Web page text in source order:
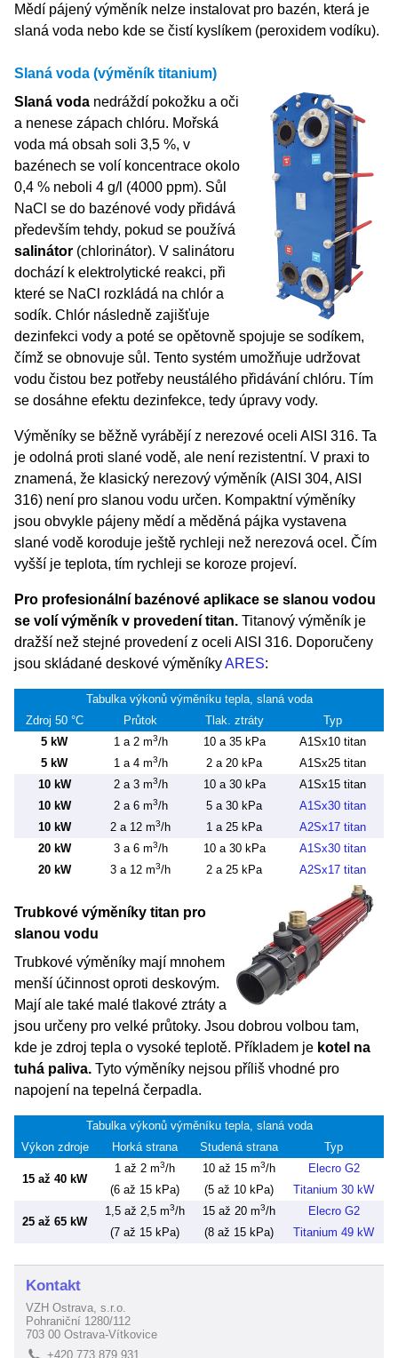
Mědí pájený výměník nelze instalovat pro bazén, která je
slaná voda nebo kde se čistí kyslíkem (peroxidem vodíku).
Slaná voda (výměník titanium)
Slaná voda nedráždí pokožku a oči
a nenese zápach chlóru. Mořská
voda má obsah soli 3,5 %, v
bazénech se volí koncentrace okolo
0,4 % neboli 4 g/l (4000 ppm). Sůl
NaCl se do bazénové vody přidává
především tehdy, pokud se používá
salinátor (chlorinátor). V salinátoru
dochází k elektrolytické reakci, při
které se NaCl rozkládá na chlór a
sodík. Chlór následně zajišťuje
dezinfekci vody a poté se opětovně spojuje se sodíkem,
čímž se obnovuje sůl. Tento systém umožňuje udržovat
vodu čistou bez potřeby neustálého přidávání chlóru. Tím
se dosáhne efektu dezinfekce, tedy úpravy vody.
Výměníky se běžně vyrábějí z nerezové oceli AISI 316. Ta
je odolná proti slané vodě, ale není rezistentní. V praxi to
znamená, že klasický nerezový výměník (AISI 304, AISI
316) není pro slanou vodu určen. Kompaktní výměníky
jsou obvykle pájeny mědí a měděná pájka vystavena
slané vodě koroduje ještě rychleji než nerezová ocel. Čím
vyšší je teplota, tím rychleji se koroze projeví.
Pro profesionální bazénové aplikace se slanou vodou
se volí výměník v provedení titan. Titanový výměník je
dražší než stejné provedení z oceli AISI 316. Doporučeny
jsou skládané deskové výměníkyARES:
Tabulka výkonů výměníku tepla, slaná voda
Zdroj 50 °C
Průtok Tlak. ztráty
Typ
5 kW
1 a 2 m3/h 10 a 35 kPa
A1Sx10 titan
5 kW
1 a 4 m3/h 2 a 20 kPa
A1Sx25 titan
10 kW
2 a 3 m3/h 10 a 30 kPa
A1Sx15 titan
10 kW
2 a 6 m3/h 5 a 30 kPa
A1Sx30 titan
10 kW
2 a 12 m3/h 1 a 25 kPa
A2Sx17 titan
20 kW
3 a 6 m3/h 10 a 30 kPa
A1Sx30 titan
20 kW
3 a 12 m3/h 2 a 25 kPa A2Sx17 titan
Trubkové výměníky titan pro
slanou vodu
Trubkové výměníky mají mnohem
menší účinnost oproti deskovým.
Mají ale také malé tlakové ztráty a
jsou určeny pro velké průtoky. Jsou dobrou volbou tam,
kde je zdroj tepla o vysoké teplotě. Příkladem je kotel na
tuhá paliva. Tyto výměníky nejsou příliš vhodné pro
napojení na tepelná čerpadla.
Tabulka výkonů výměníku tepla, slaná voda
Výkon zdroje
Horká strana Studená strana Typ
15 až 40 kW
1 až 2 m3/h
(6 až 15 kPa)
10 až 15 m3/h
(5 až 10 kPa)
Elecro G2
Titanium 30 kW
25 až 65 kW
1,5 až 2,5 m3/h
(7 až 15 kPa)
15 až 20 m3/h
(8 až 15 kPa)
Elecro G2
Titanium 49 kW
Kontakt
VZH Ostrava, s.r.o.
Pohraniční 1280/112
703 00 Ostrava-Vítkovice
L +420 773 879 931